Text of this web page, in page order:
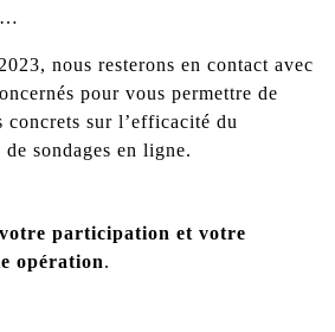
…
nous resterons en contact avec
pour vous permettre de
concrets sur l’efficacité du
sondages en ligne.
participation et votre
opération.